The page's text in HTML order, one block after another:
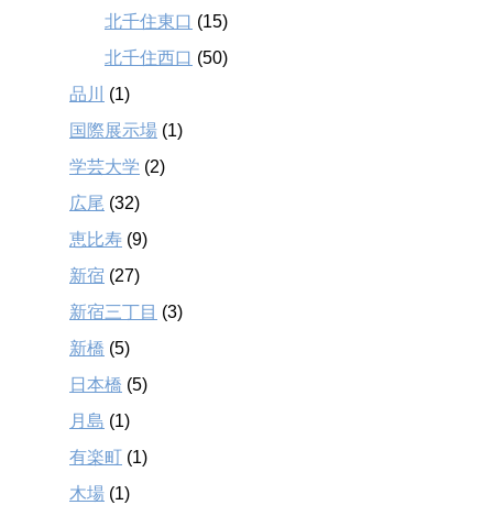
北千住東口 (15)
北千住西口 (50)
品川
(1)
国際展示場 (1)
学芸大学 (2)
広尾 (32)
恵比寿 (9)
新宿 (27)
新宿三丁目 (3)
新橋 (5)
日本橋 (5)
月島 (1)
有楽町 (1)
木場 (1)